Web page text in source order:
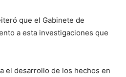
que el Gabinete de
a esta investigaciones que
el desarrollo de los hechos en